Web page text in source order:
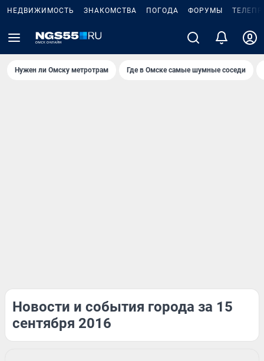
НЕДВИЖИМОСТЬ ЗНАКОМСТВА ПОГОДА ФОРУМЫ
Нужен ли Омску метротрам Где в Омске самые шумные соседи
Новости и события города за 15
сентября 2016